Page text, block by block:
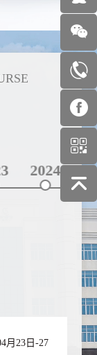
2024
月23日-27